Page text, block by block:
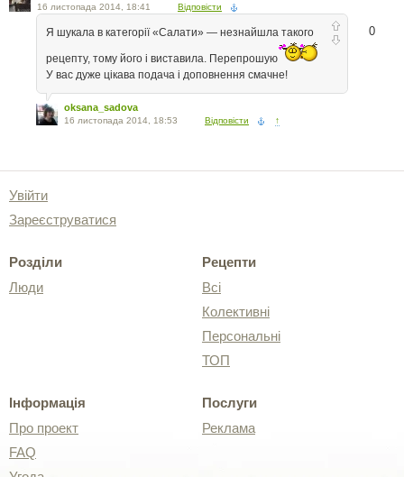
16 листопада 2014, 18:41 Відповісти
0
Я шукала в категорії «Салати» — незнайшла такого
рецепту, тому його і виставила. Перепрошую
У вас дуже цікава подача і доповнення смачне!
oksana_sadova
16 листопада 2014, 18:53 Відповісти ↑
Увійти
Зареєструватися
Розділи
Люди
Рецепти
Всі
Колективні
Персональні
ТОП
Інформація
Про проект
FAQ
Послуги
Реклама